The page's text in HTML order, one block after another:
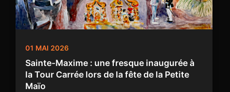
01 MAI 2026
Sainte-Maxime : une fresque inaugurée à
la Tour Carrée lors de la fête de la Petite
Maïo